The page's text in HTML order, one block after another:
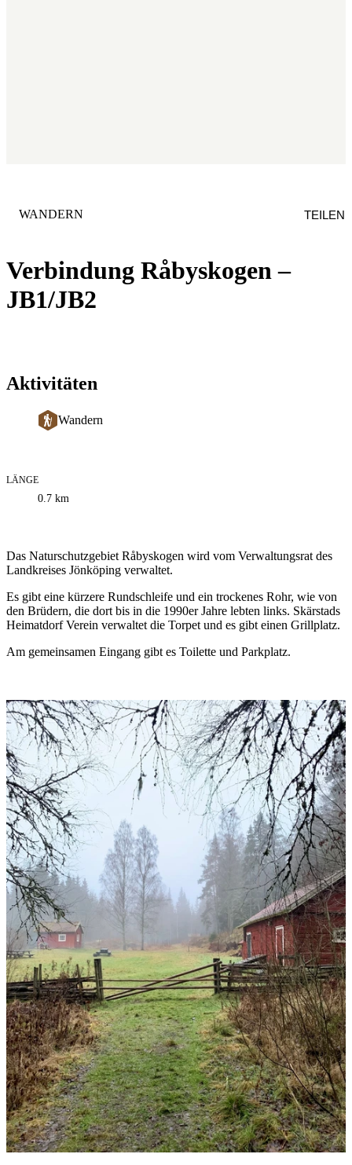
Verbindung Råbyskogen –
JB1/JB2
KATEGORIE
WANDERN TEILEN
Aktivitäten
Wandern
Informationen
zum
LÄNGE
0.7 km
Das Naturschutzgebiet Råbyskogen wird vom Verwaltungsrat des
Landkreises Jönköping verwaltet.
Es gibt eine kürzere Rundschleife und ein trockenes Rohr, wie von
den Brüdern, die dort bis in die 1990er Jahre lebten links. Skärstads
Heimatdorf Verein verwaltet die Torpet und es gibt einen Grillplatz.
Am gemeinsamen Eingang gibt es Toilette und Parkplatz.
Bildergalerie